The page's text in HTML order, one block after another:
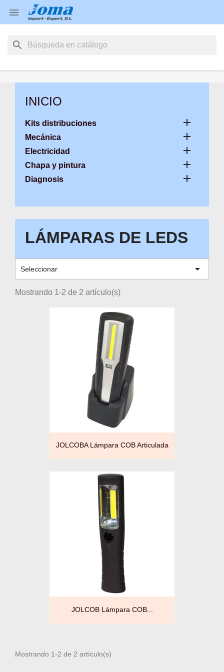

search
INICIO
Kits distribuciones 
Mecánica 
Electricidad 
Chapa y pintura 
Diagnosis 
LÁMPARAS DE LEDS
Seleccionar 
Mostrando 1-2 de 2 artículo(s)
JOLCOBA Lámpara COB Articulada
JOLCOB Lámpara COB...
Mostrando 1-2 de 2 artículo(s)